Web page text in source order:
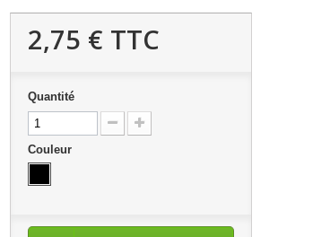
2,75 € TTC
Quantité
Couleur